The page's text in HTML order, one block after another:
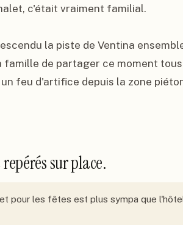
c'était vraiment familial.
la piste de Ventina
de partager ce moment
feu d'artifice depuis la zone
sur place.
pour les fêtes est plus sympa que